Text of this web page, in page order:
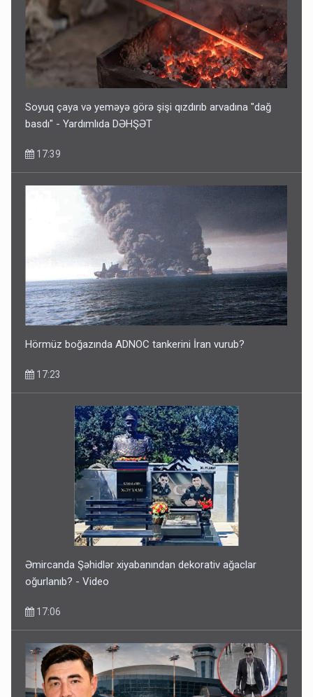
Soyuq çaya və yeməyə görə şişi qızdırıb arvadına "dağ
basdı" - Yardımlıda DƏHŞƏT
17:39
Hörmüz boğazında ADNOC tankerini İran vurub?
17:23
Əmircanda Şəhidlər xiyabanından dekorativ ağaclar
oğurlanıb? - Video
17:06